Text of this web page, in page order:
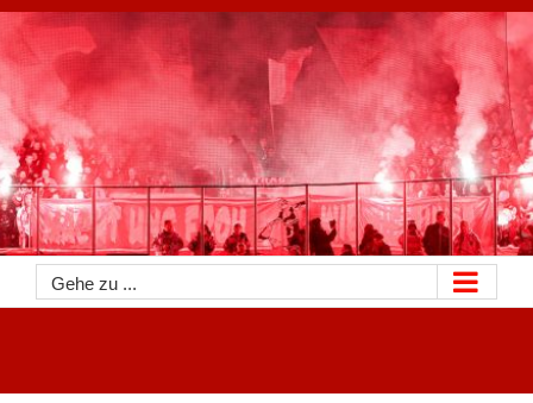
Zum
Inhalt
springen
Gehe zu ...